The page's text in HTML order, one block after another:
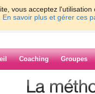
vous acceptez
En savoir plus et gérer ces
Coaching Groupes
>